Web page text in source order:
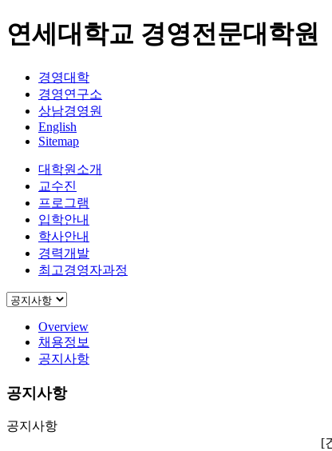
연세대학교 경영전문대학원
경영대학
경영연구소
상남경영원
English
Sitemap
대학원소개
교수진
프로그램
입학안내
학사안내
경력개발
최고경영자과정
Overview
채용정보
공지사항
공지사항
공지사항
[